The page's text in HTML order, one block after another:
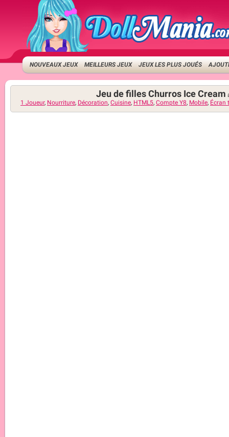
NOUVEAUX JEUX MEILLEURS JEUX JEUX LES PLUS JOUÉS
Jeu de filles Churros Ice Cream
1 Joueur, Nourriture, Décoration, Cuisine, HTML5, Compte Y8, Mobile, Écran